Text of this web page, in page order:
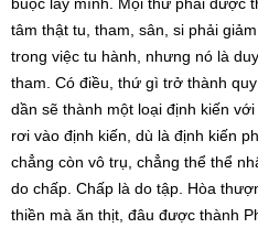
tâm thật tu, tham, sân, si phải
trong việc tu hành, nhưng nó là
tham. Có điều, thứ gì trở thành
dần sẽ thành một loại định kiến
rơi vào định kiến, dù là định kiến
chẳng còn vô trụ, chẳng thể thể
do chấp. Chấp là do tập. Hòa
thiền mà ăn thịt, đâu được thành